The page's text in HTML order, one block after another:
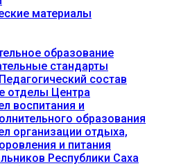
материалы
образование
стандарты
состав
отделы Центра
воспитания и
образования
организации отдыха,
и питания
Республики Саха